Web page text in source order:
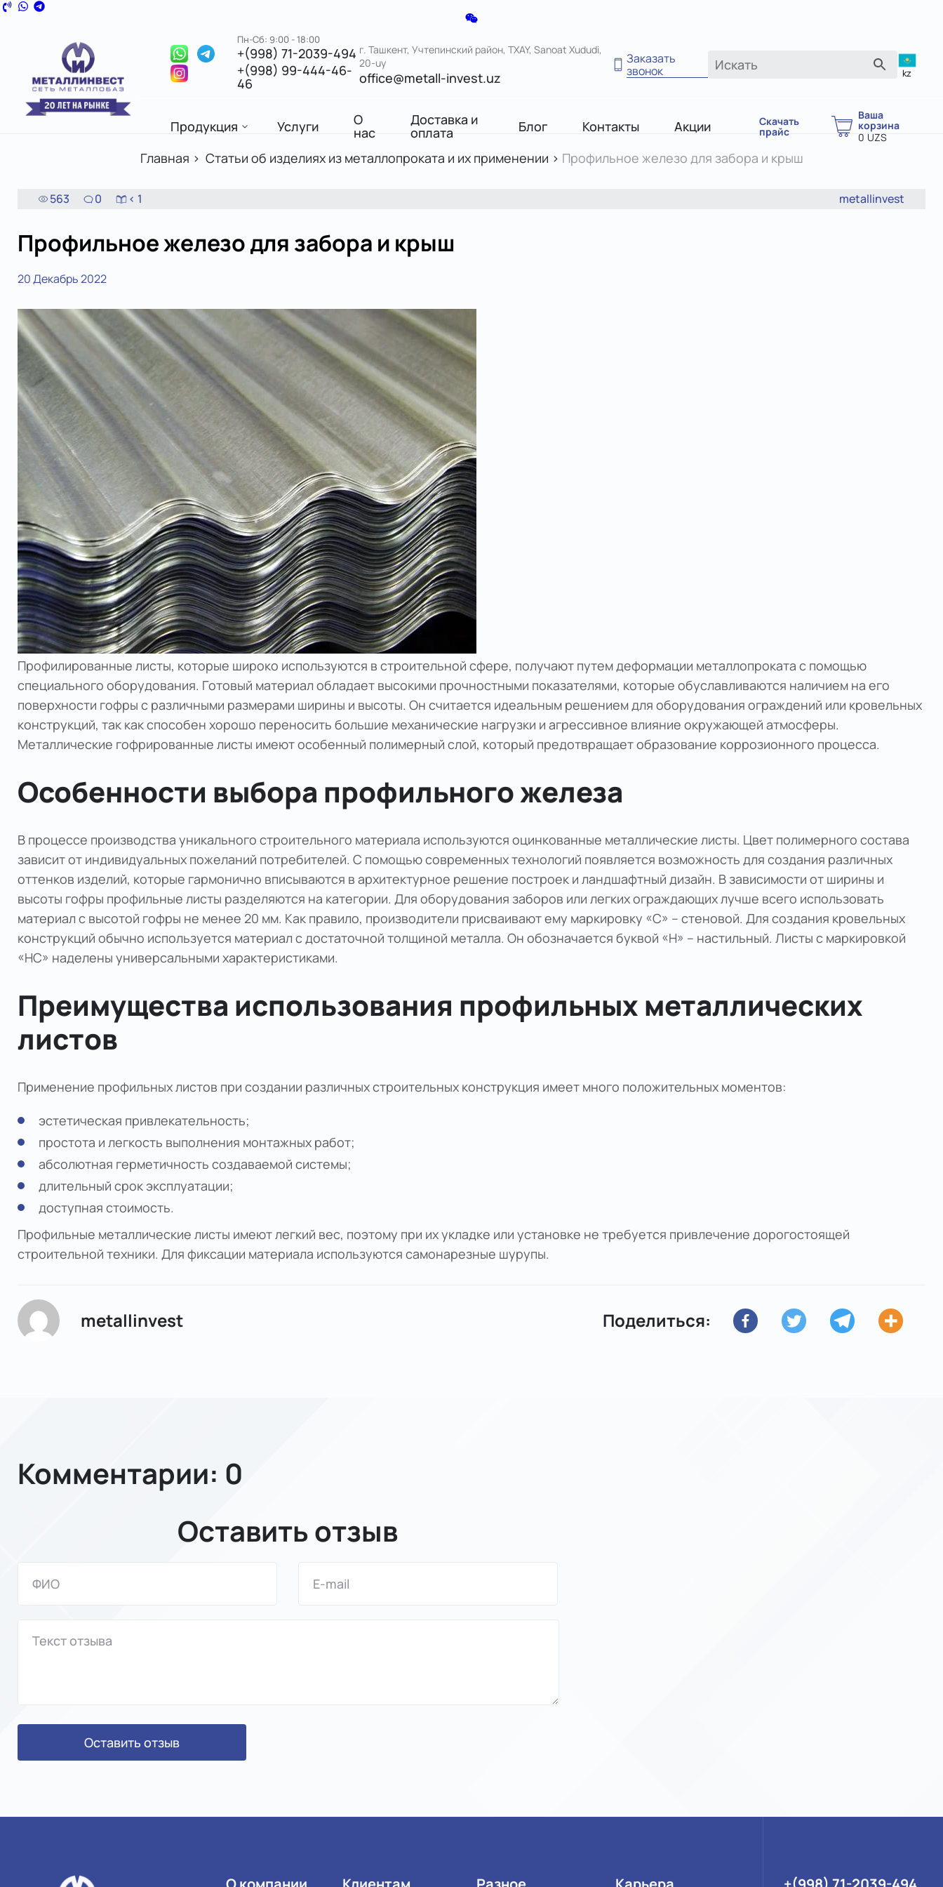
Пн-Сб: 9:00 - 18:00
+(998) 71-2039-494
+(998) 99-444-46-
46
г. Ташкент, Учтепинский район, TXAY, Sanoat Xududi,
20-uy
office@metall-invest.uz
Заказать
звонок
kz
Продукция Услуги О
нас
Доставка и
оплата Блог Контакты Акции Скачать
прайс
Ваша
корзина
0 UZS
Главная > Статьи об изделиях из металлопроката и их применении > Профильное железо для забора и крыш
563 0 < 1 metallinvest
Профильное железо для забора и крыш
20 Декабрь 2022
Профилированные листы, которые широко используются в строительной сфере, получают путем деформации металлопроката с помощью
специального оборудования. Готовый материал обладает высокими прочностными показателями, которые обуславливаются наличием на его
поверхности гофры с различными размерами ширины и высоты. Он считается идеальным решением для оборудования ограждений или кровельных
конструкций, так как способен хорошо переносить большие механические нагрузки и агрессивное влияние окружающей атмосферы.
Металлические гофрированные листы имеют особенный полимерный слой, который предотвращает образование коррозионного процесса.
Особенности выбора профильного железа
В процессе производства уникального строительного материала используются оцинкованные металлические листы. Цвет полимерного состава
зависит от индивидуальных пожеланий потребителей. С помощью современных технологий появляется возможность для создания различных
оттенков изделий, которые гармонично вписываются в архитектурное решение построек и ландшафтный дизайн. В зависимости от ширины и
высоты гофры профильные листы разделяются на категории. Для оборудования заборов или легких ограждающих лучше всего использовать
материал с высотой гофры не менее 20 мм. Как правило, производители присваивают ему маркировку «С» – стеновой. Для создания кровельных
конструкций обычно используется материал с достаточной толщиной металла. Он обозначается буквой «Н» – настильный. Листы с маркировкой
«НС» наделены универсальными характеристиками.
Преимущества использования профильных металлических
листов
Применение профильных листов при создании различных строительных конструкция имеет много положительных моментов:
эстетическая привлекательность;
простота и легкость выполнения монтажных работ;
абсолютная герметичность создаваемой системы;
длительный срок эксплуатации;
доступная стоимость.
Профильные металлические листы имеют легкий вес, поэтому при их укладке или установке не требуется привлечение дорогостоящей
строительной техники. Для фиксации материала используются самонарезные шурупы.
metallinvest Поделиться:
Комментарии: 0
Оставить отзыв
Оставить отзыв